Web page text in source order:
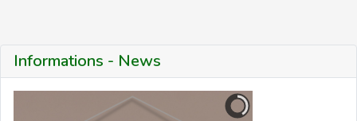
Informations - News